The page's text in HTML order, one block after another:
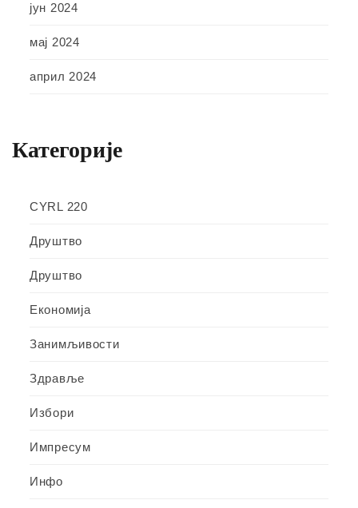
јун 2024
мај 2024
април 2024
Категорије
CYRL 220
Друштво
Друштво
Економија
Занимљивости
Здравље
Избори
Импресум
Инфо